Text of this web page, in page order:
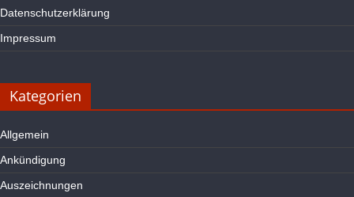
Datenschutzerklärung
Impressum
Kategorien
Allgemein
Ankündigung
Auszeichnungen